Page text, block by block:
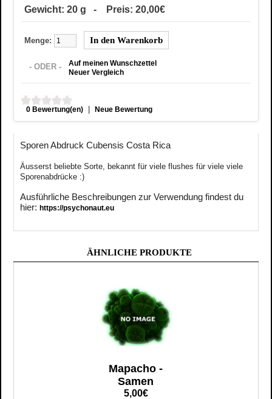
Gewicht: 20 g - Preis: 20,00€
Menge:
- ODER -
Auf meinen Wunschzettel
Neuer Vergleich
0 Bewertung(en) | Neue Bewertung
Sporen Abdruck Cubensis Costa Rica
Äusserst beliebte Sorte, bekannt für viele flushes für viele viele
Sporenabdrücke :)
Ausführliche Beschreibungen zur Verwendung findest du
hier: https://psychonaut.eu
ÄHNLICHE PRODUKTE
Mapacho -
Samen
5,00€